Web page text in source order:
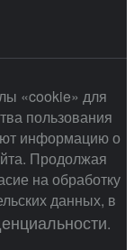
«cookie» для
пользования
информацию о
Продолжая
на обработку
данных, в
.